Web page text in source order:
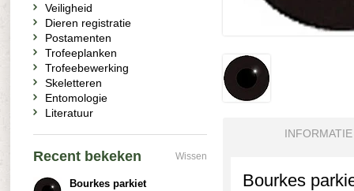
INFORMATIE
Bourkes
Veiligheid
Dieren registratie
Postamenten
Trofeeplanken
Trofeebewerking
Skeletteren
Entomologie
Literatuur
Recent bekeken Wissen
Bourkes parkiet